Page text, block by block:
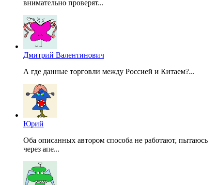
внимательно проверят...
Дмитрий Валентинович
А где данные торговли между Россией и Китаем?...
Юрий
Оба описанных автором способа не работают, пытаюсь
через апе...